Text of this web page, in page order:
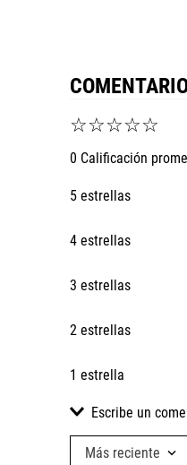
☆☆☆☆☆
0 Calificación
5 estrellas
4 estrellas
3 estrellas
2 estrellas
1 estrella
Escribe un
Más reciente